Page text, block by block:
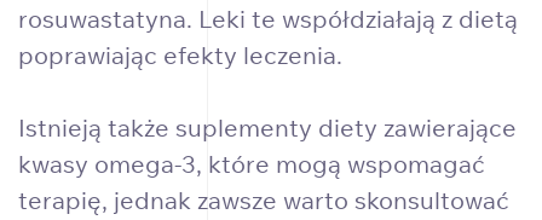
rosuwastatyna. Leki te współdziałają z dietą
poprawiając efekty leczenia.
Istnieją także suplementy diety zawierające
kwasy omega-3, które mogą wspomagać
terapię, jednak zawsze warto skonsultować